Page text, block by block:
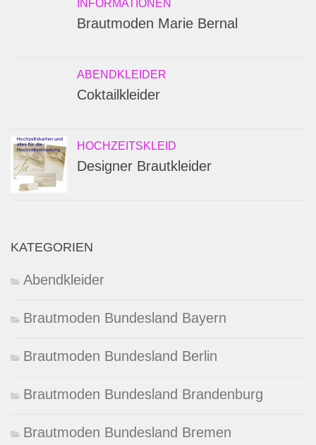
INFORMATIONEN
Brautmoden Marie Bernal
ABENDKLEIDER
Coktailkleider
HOCHZEITSKLEID
Designer Brautkleider
KATEGORIEN
Abendkleider
Brautmoden Bundesland Bayern
Brautmoden Bundesland Berlin
Brautmoden Bundesland Brandenburg
Brautmoden Bundesland Bremen